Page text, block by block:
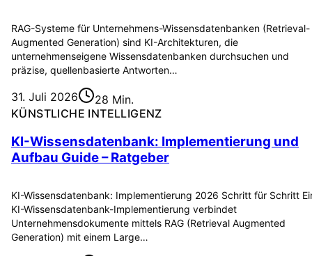
RAG-Systeme für Unternehmens-Wissensdatenbanken (Retrieval-
Augmented Generation) sind KI-Architekturen, die
unternehmenseigene Wissensdatenbanken durchsuchen und
präzise, quellenbasierte Antworten…
31. Juli 2026
28 Min.
KÜNSTLICHE INTELLIGENZ
KI-Wissensdatenbank: Implementierung und
Aufbau Guide – Ratgeber
KI-Wissensdatenbank: Implementierung 2026 Schritt für Schritt
KI-Wissensdatenbank-Implementierung verbindet
Unternehmensdokumente mittels RAG (Retrieval Augmented
Generation) mit einem Large…